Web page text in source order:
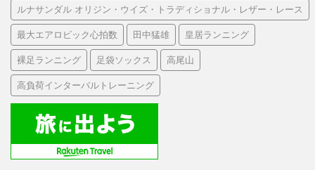
ルナサンダル オリジン・ウイズ・トラディショナル・レザー・レース
最大エアロビック心拍数 田中猛雄 皇居ランニング
裸足ランニング 足袋ソックス 高尾山
高負荷インターバルトレーニング